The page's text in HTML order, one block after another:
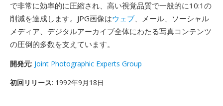
で非常に効率的に圧縮され、高い視覚品質で一般的に10:1の
削減を達成します。JPG画像はウェブ、メール、ソーシャル
メディア、デジタルアーカイブ全体にわたる写真コンテンツ
の圧倒的多数を支えています。
開発元: Joint Photographic Experts Group
初回リリース: 1992年9月18日